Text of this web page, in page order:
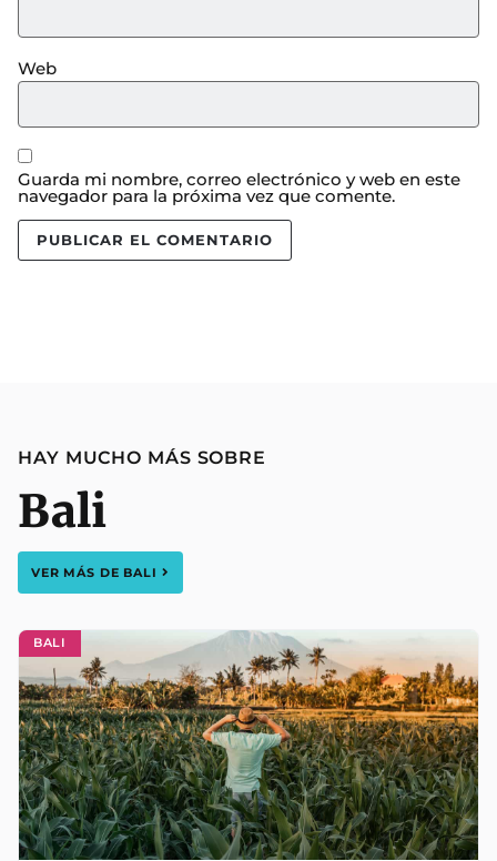
Web
Guarda mi nombre, correo electrónico y web en este
navegador para la próxima vez que comente.
HAY MUCHO MÁS SOBRE
Bali
VER MÁS DE BALI
BALI